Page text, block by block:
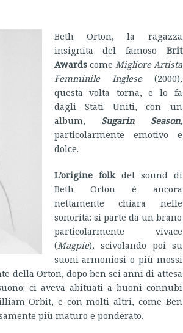
Beth Orton, la ragazza
insignita del famoso Brit
Awardscome Migliore Artista
Femminile Inglese (2000),
questa volta torna, e lo fa
dagli Stati Uniti, con un
album, Sugarin Season,
particolarmente emotivo e
dolce.
L’origine folkdel sound di
Beth Orton è ancora
nettamente chiara nelle
sonorità: si parte da un brano
particolarmente vivace
(Magpie), scivolando poi su
suoni armoniosi o più mossi
della Orton, dopo ben sei anni di attesa
ci aveva abituati a buoni connubi
Orbit, e con molti altri, come Ben
più maturo e ponderato.